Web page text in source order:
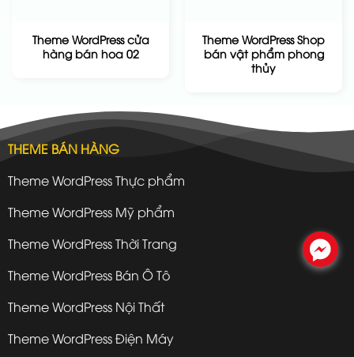
Theme WordPress cửa
hàng bán hoa 02
Theme WordPress Shop
bán vật phẩm phong
thủy
THEME BÁN HÀNG
Theme WordPress Thực phẩm
Theme WordPress Mỹ phẩm
Theme WordPress Thời Trang
Theme WordPress Bán Ô Tô
Theme WordPress Nội Thất
Theme WordPress Điện Máy
.